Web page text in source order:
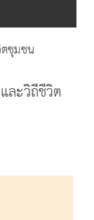
ชุมชน
ละวิถีชีวิต